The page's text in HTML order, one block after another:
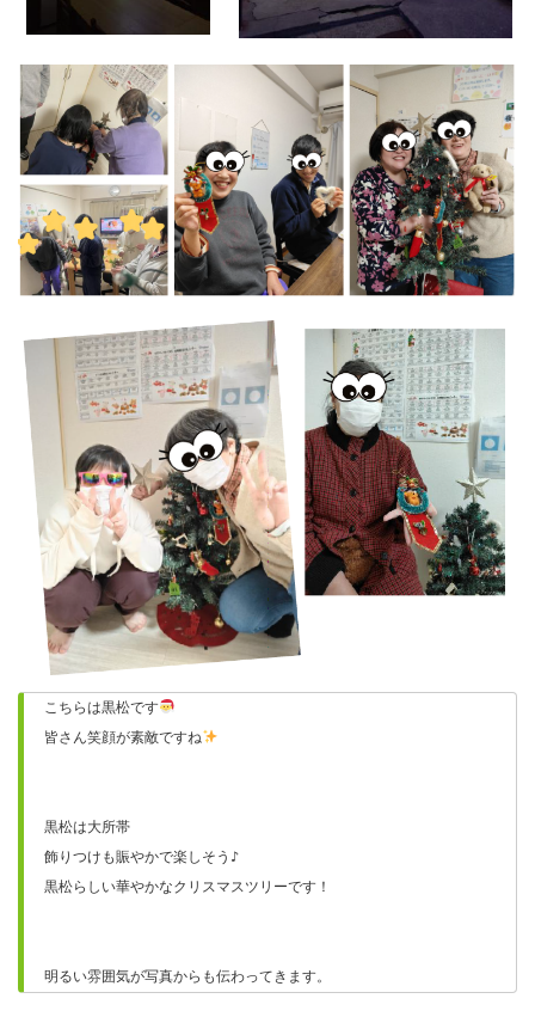
こちらは黒松です
皆さん笑顔が素敵ですね
黒松は大所帯
飾りつけも賑やかで楽しそう♪
黒松らしい華やかなクリスマスツリーです！
明るい雰囲気が写真からも伝わってきます。